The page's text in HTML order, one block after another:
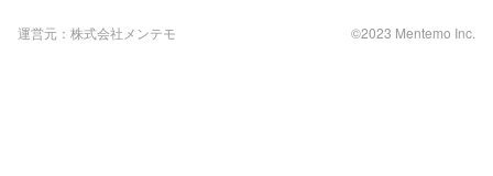
運営元：株式会社メンテモ ©2023 Mentemo Inc.